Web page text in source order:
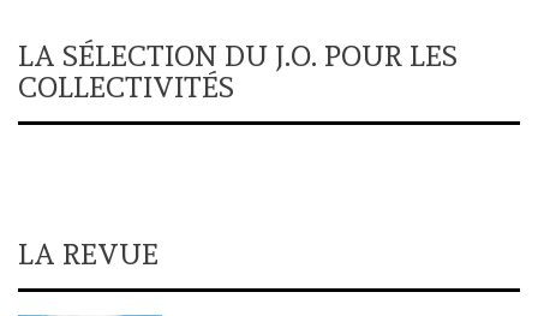
LA SÉLECTION DU J.O. POUR LES
COLLECTIVITÉS
LA REVUE